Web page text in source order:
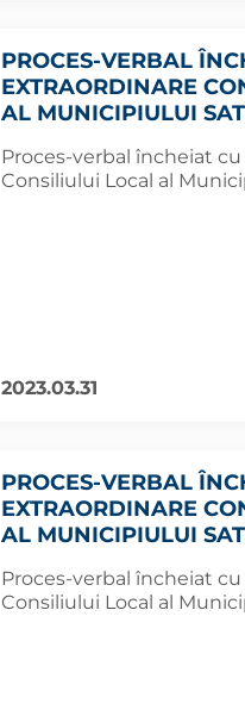
PROCES-VERBAL
EXTRAORDINARE
AL MUNICIPIULUI
Proces-verbal încheiat
Consiliului Local al
2023.03.31
PROCES-VERBAL
EXTRAORDINARE
AL MUNICIPIULUI
Proces-verbal încheiat
Consiliului Local al